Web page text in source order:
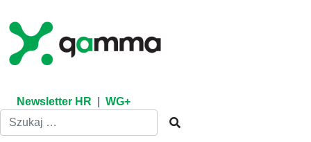
content
Newsletter HR WG+